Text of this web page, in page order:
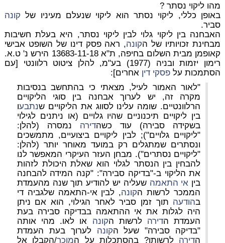
מהו ליקוי נסתר ?
באופן כללי, ליקוי נסתר הוא ליקוי שנעלם מעיניו של קונה
סביר.
האבחנה בין ליקוי גלוי לבין ליקוי נסתר, היא בעלת חשיבות
מבחינת זכויותיו של הקונה, ראה פסק דינו של השופט אבישי
קאופמן מבית השלום בחיפה, ת"א 13683-11-18 הירש נ' ט.א.
רימון יזמות ובניה (1977) בע"מ, להלן ציטוט רלוונטי [עם
הסתמכות על פסקי דין אחרים]:
"לאור האמור לעיל, מצאתי כי בהתחשב בנסיבות
מקרה זה, יש לערוך אבחנה בין סוגי הליקויים
הרלוונטיים. שומה עלינו לסווג את הליקויים שנתבעו
בין ליקויים תיכנוניים שהיו גלויים (או ניתנים לגילוי
בשקידה סבירה) עוד כשהדירה נמסרה (להלן:
"ליקויים גלויים"); לבין ליקויים ביצועיים, מתמשכים
ונסתרים שמתגלים רק במועד מאוחר יותר (להלן:
"ליקויים נסתרים"). מבחן העזר העיקרי המאפשר לנו
להבחין בין הנסתר לגלוי הוא שאלת היכולת לזהות
את הליקוי ב-"בדיקה סבירה": "קנה המידה להבחנה
בין אי התאמה שעליה יש להודיע תוך שנה מהעמדת
הממכר לרשות הקונה, לבין אי-התאמה שלגביה די
בהודעה תוך זמן סביר לאחר הגילוי, הוא אם ניתן
היה לגלות את אי ההתאמה בבדיקה סבירה בעת
העמדת הדירה לרשות הקונה או לאו. מהי אותה
"בדיקה סבירה" שעל הקונה לערוך בעת העמדת
הדירה לרשותו? בהסתכלות על המוכר/הקבלן אל